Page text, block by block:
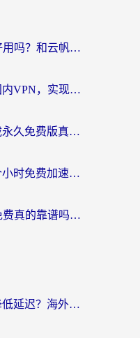
海外党必看：穿梭VPN好用吗？和云帆VPN对比哪个回国效果更好？附真实测评+避坑指南
海外党必看：如何选对国内VPN，实现无缝访问国内资源？
海外党必看：加速器下载永久免费版真的存在吗？教你无缝访问国内资源的正确姿势
海外党自救指南：用一个小时免费加速器，轻松打破国内资源访问壁垒？
海外党必看：中国VPN免费真的靠谱吗？手把手教你选对回国加速器
国外玩流星蝴蝶剑怎么降低延迟？海外党必看的加速秘籍（含欧洲鸣潮&彩虹岛优化攻略）